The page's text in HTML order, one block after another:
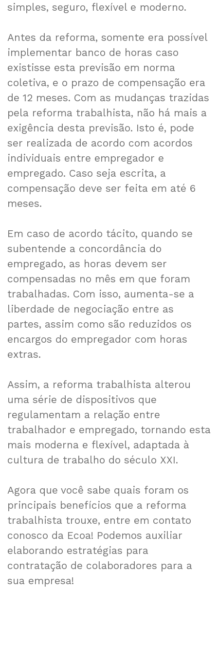
simples, seguro, flexível e moderno.
Antes da reforma, somente era possível
implementar banco de horas caso
existisse esta previsão em norma
coletiva, e o prazo de compensação era
de 12 meses. Com as mudanças trazidas
pela reforma trabalhista, não há mais a
exigência desta previsão. Isto é, pode
ser realizada de acordo com acordos
individuais entre empregador e
empregado. Caso seja escrita, a
compensação deve ser feita em até 6
meses.
Em caso de acordo tácito, quando se
subentende a concordância do
empregado, as horas devem ser
compensadas no mês em que foram
trabalhadas. Com isso, aumenta-se a
liberdade de negociação entre as
partes, assim como são reduzidos os
encargos do empregador com horas
extras.
Assim, a reforma trabalhista alterou
uma série de dispositivos que
regulamentam a relação entre
trabalhador e empregado, tornando esta
mais moderna e flexível, adaptada à
cultura de trabalho do século XXI.
Agora que você sabe quais foram os
principais benefícios que a reforma
trabalhista trouxe, entre em contato
conosco da Ecoa! Podemos auxiliar
elaborando estratégias para
contratação de colaboradores para a
sua empresa!